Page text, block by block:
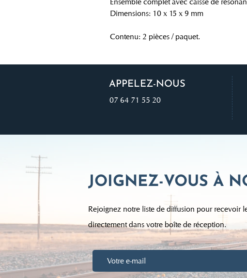
Dimensions: 10 x 15 x 9 mm
Contenu: 2 pièces / paquet.
APPELEZ-NOUS
07 64 71 55 20
JOIGNEZ-VOUS À
Rejoignez notre liste de diffusion pour recevoir
directement dans votre boîte de réception.